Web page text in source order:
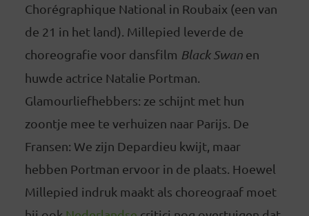
Chorégraphique National in Roubaix (een van
de 21 in het land). Millepied leverde de
choreografie voor dansfilm Black Swanen
huwde actrice Natalie Portman.
Glamourliefhebbers: ze schijnt met hun
zoontje mee te verhuizen naar Parijs. De
Fransen: We zijn Depardieu kwijt, maar
hebben Portman ervoor in de plaats. Hoewel
Millepied indruk maakt als choreograaf moet